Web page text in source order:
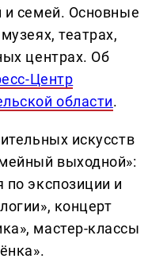
и семей. Основные
театрах,
центрах. Об
Центр
области.
искусств
выходной»:
по экспозиции и
концерт
мастер-классы